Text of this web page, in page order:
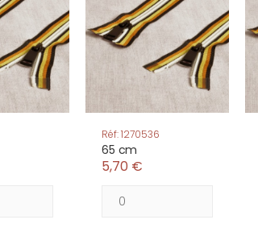
Réf: 1270536
65 cm
5,70 €